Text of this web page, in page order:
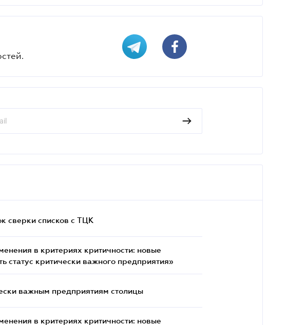
сверки списков c ТЦК
в критериях критичности: новые
статус критически важного предприятия»
важным предприятиям столицы
в критериях критичности: новые